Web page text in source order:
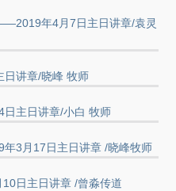
年4月7日主日讲章/袁灵
讲章/晓峰 牧师
主日讲章/小白 牧师
3月17日主日讲章 /晓峰牧师
日主日讲章 /曾淼传道